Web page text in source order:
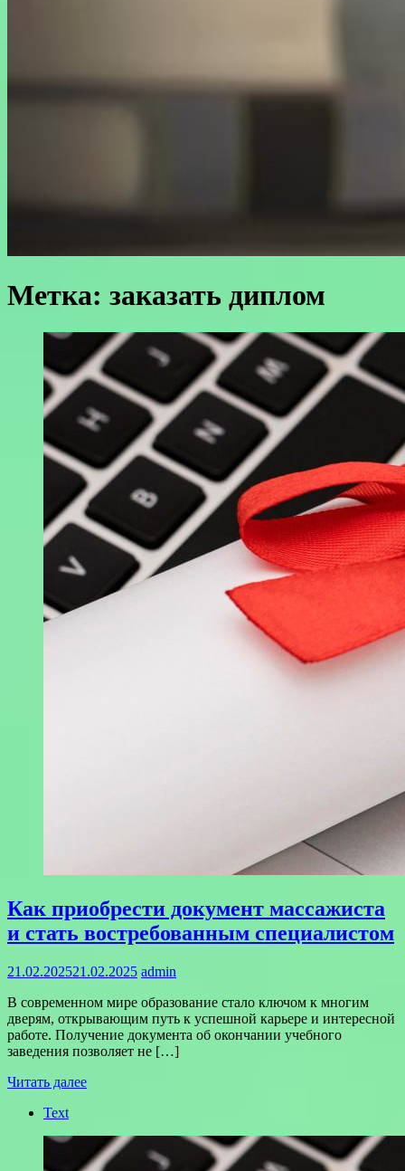
Метка: заказать диплом
Как приобрести документ массажиста
и стать востребованным специалистом
21.02.202521.02.2025 admin
В современном мире образование стало ключом к многим
дверям, открывающим путь к успешной карьере и интересной
работе. Получение документа об окончании учебного
заведения позволяет не […]
Читать далее
Text